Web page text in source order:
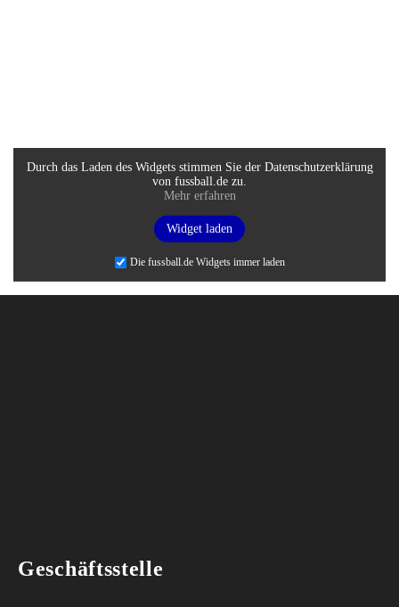
Durch das Laden des Widgets stimmen Sie der Datenschutzerklärung
von fussball.de zu.
Mehr erfahren
Widget laden
Die fussball.de Widgets immer laden
Geschäftsstelle